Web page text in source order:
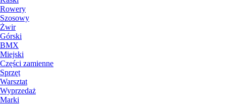
Rowery
Szosowy
Żwir
Górski
BMX
Miejski
Części zamienne
Sprzęt
Warsztat
Wyprzedaż
Marki